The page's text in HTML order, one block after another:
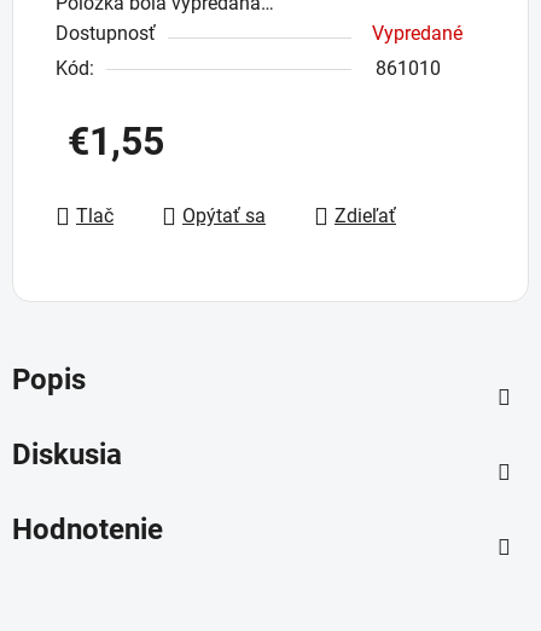
Dostupnosť
Vypredané
Kód:
861010
€1,55
Tlač
Opýtať sa Zdieľať
Popis
Diskusia
Hodnotenie